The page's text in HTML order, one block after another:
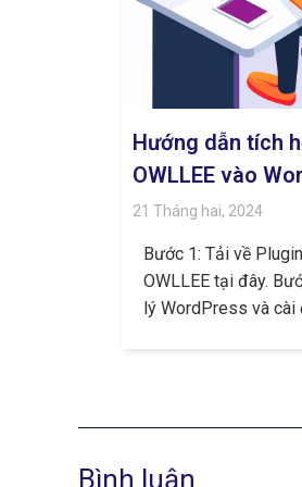
Hướng dẫn tích
OWLLEE vào
21 Tháng hai, 2024
Bước 1: Tải về
OWLLEE tại đây.
lý WordPress và cài
Bình luận